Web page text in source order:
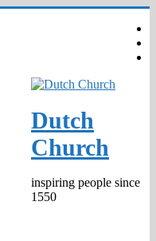
Dutch
Church
inspiring people since
1550